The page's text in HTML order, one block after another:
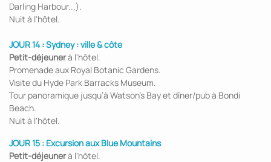
Darling Harbour...).
Nuit à l'hôtel.
JOUR 14 :Sydney : ville & côte
Petit-déjeunerà l'hôtel.
Promenade aux Royal Botanic Gardens.
Visite du Hyde Park Barracks Museum.
Tour panoramique jusqu’à Watson’s Bay et dîner/pub à Bondi
Beach.
Nuit à l'hôtel.
JOUR 15 : Excursion aux Blue Mountains
Petit-déjeunerà l'hôtel.